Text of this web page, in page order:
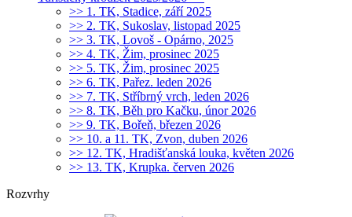
>> 1. TK, Stadice, září 2025
>> 2. TK, Sukoslav, listopad 2025
>> 3. TK, Lovoš - Opárno, 2025
>> 4. TK, Žim, prosinec 2025
>> 5. TK, Žim, prosinec 2025
>> 6. TK, Pařez. leden 2026
>> 7. TK, Stříbrný vrch, leden 2026
>> 8. TK, Běh pro Kačku, únor 2026
>> 9. TK, Bořeň, březen 2026
>> 10. a 11. TK, Zvon, duben 2026
>> 12. TK, Hradišťanská louka, květen 2026
>> 13. TK, Krupka. červen 2026
Rozvrhy